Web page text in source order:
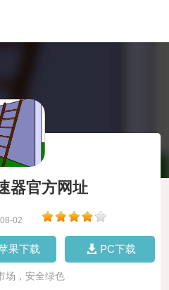
器官方网址
02
果下载 PC下载
场，安全绿色